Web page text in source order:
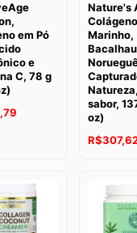
em Pó
e
C, 78 g
Nature's
Colágeno
Marinho,
Bacalhau
sabor,
oz)
R$